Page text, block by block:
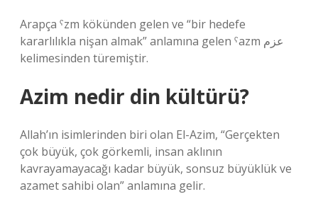
Arapça ˁzm kökünden gelen ve “bir hedefe
kararlılıkla nişan almak” anlamına gelen ˁazm عزم
kelimesinden türemiştir.
Azim nedir din kültürü?
Allah’ın isimlerinden biri olan El-Azim, “Gerçekten
çok büyük, çok görkemli, insan aklının
kavrayamayacağı kadar büyük, sonsuz büyüklük ve
azamet sahibi olan” anlamına gelir.